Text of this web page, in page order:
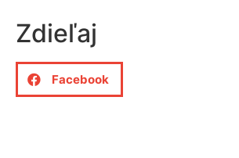
Zdieľaj
Facebook